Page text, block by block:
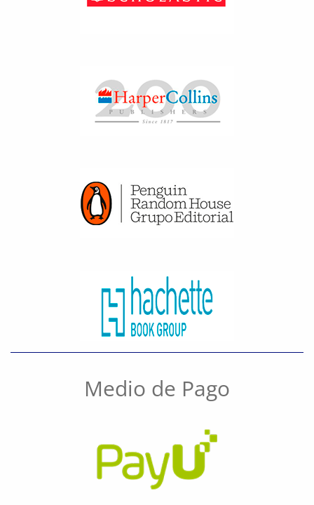
Medio de Pago